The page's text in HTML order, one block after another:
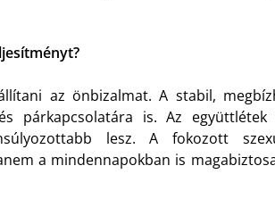
az önbizalmat. A stabil,
párkapcsolatára is. Az együttlétek
lesz. A fokozott
a mindennapokban is